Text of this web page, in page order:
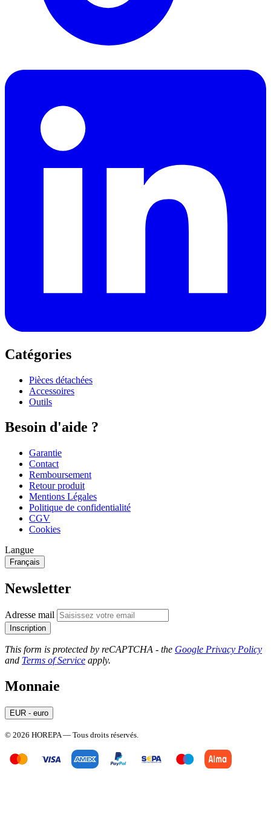
Catégories
Pièces détachées
Accessoires
Outils
Besoin d'aide ?
Garantie
Contact
Remboursement
Retour produit
Mentions Légales
Politique de confidentialité
CGV
Cookies
Langue
Français
Newsletter
Adresse mail
Inscription
This form is protected by reCAPTCHA - the Google Privacy Policy
and Terms of Service apply.
Monnaie
EUR - euro
© 2026 HOREPA — Tous droits réservés.